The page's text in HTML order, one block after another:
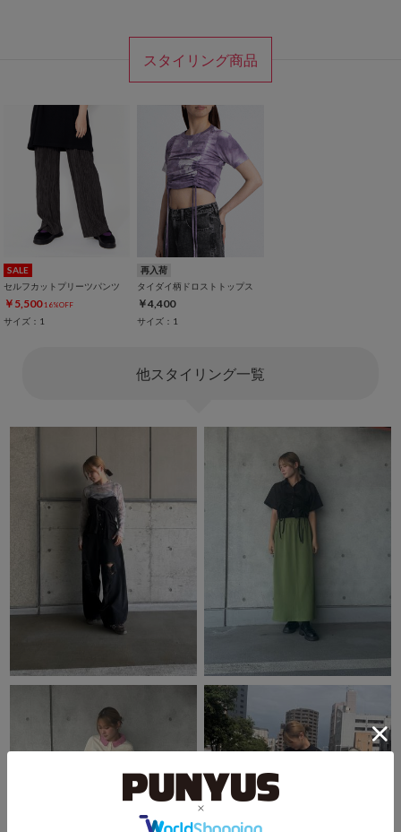
スタイリング商品
SALE
セルフカットプリーツパンツ
￥5,500 16%OFF
サイズ：1
再入荷
タイダイ柄ドロストトップス
￥4,400
サイズ：1
他スタイリング一覧